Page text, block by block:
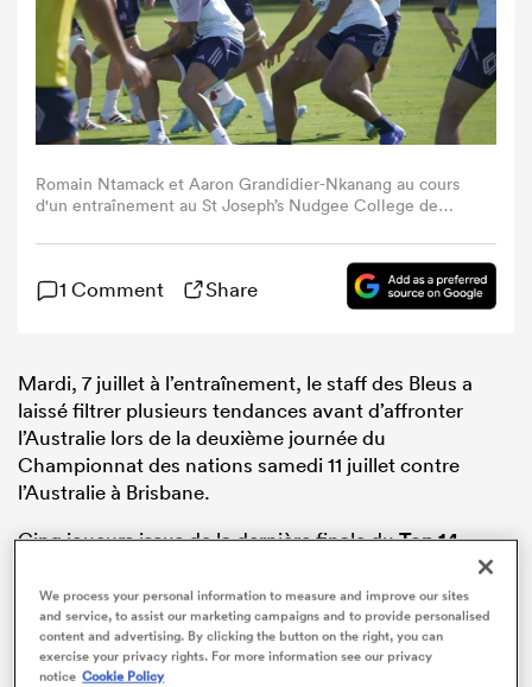
Romain Ntamack et Aaron Grandidier-Nkanang au cours
d'un entraînement au St Joseph’s Nudgee College de
RugbyPass).
1 Comment Share
Mardi, 7 juillet à l’entraînement, le staff des Bleus a
laissé filtrer plusieurs tendances avant d’affronter
l’Australie lors de la deuxième journée du
Championnat des nations samedi 11 juillet contre
l’Australie à Brisbane.
Cinq joueurs issus de la dernière finale duTop 14
Emmanuel Meafou et Romain Ntamack, ainsi que le
Montpelliérain Lenni Nouchi.
Devant, la deuxième ligne prend forme. Florian
We process your personal information to measure and improve our sites
and service, to assist our marketing campaigns and to provide personalised
content and advertising. By clicking the button on the right, you can
exercise your privacy rights. For more information see our privacy
notice Cookie Policy